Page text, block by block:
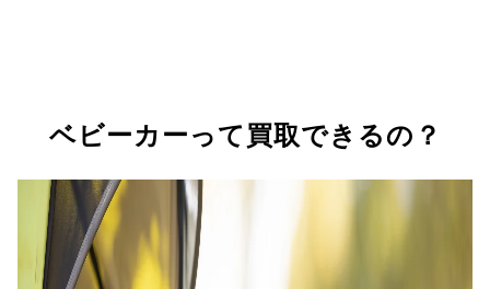
ベビーカーって買取できるの？